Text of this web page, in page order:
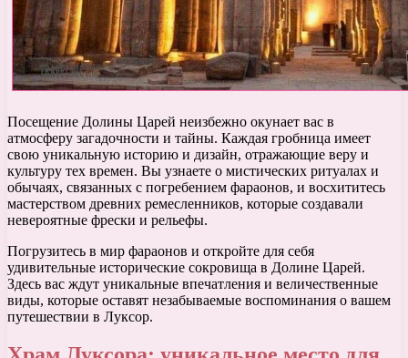
Посещение Долины Царей неизбежно окунает вас в
атмосферу загадочности и тайны. Каждая гробница имеет
свою уникальную историю и дизайн, отражающие веру и
культуру тех времен. Вы узнаете о мистических ритуалах и
обычаях, связанных с погребением фараонов, и восхититесь
мастерством древних ремесленников, которые создавали
невероятные фрески и рельефы.
Погрузитесь в мир фараонов и откройте для себя
удивительные исторические сокровища в Долине Царей.
Здесь вас ждут уникальные впечатления и величественные
виды, которые оставят незабываемые воспоминания о вашем
путешествии в Луксор.